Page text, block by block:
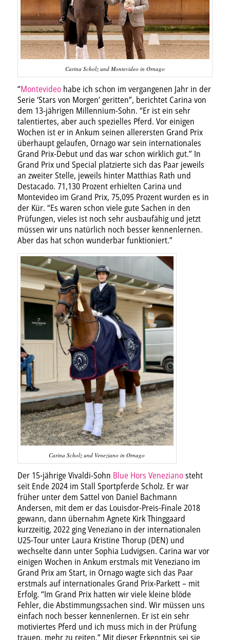
Carina Scholz und Montevideo in Ornago
“Montevideohabe ich schon im vergangenen Jahr in der
Serie ‘Stars von Morgen’ geritten”, berichtet Carina von
dem 13-jährigen Millennium-Sohn. “Er ist ein sehr
talentiertes, aber auch spezielles Pferd. Vor einigen
Wochen ist er in Ankum seinen allerersten Grand Prix
überhaupt gelaufen, Ornago war sein internationales
Grand Prix-Debut und das war schon wirklich gut.” In
Grand Prix und Special platzierte sich das Paar jeweils
an zweiter Stelle, jeweils hinter Matthias Rath und
Destacado. 71,130 Prozent erhielten Carina und
Montevideo im Grand Prix, 75,095 Prozent wurden es in
der Kür. “Es waren schon viele gute Sachen in den
Prüfungen, vieles ist noch sehr ausbaufähig und jetzt
müssen wir uns natürlich noch besser kennenlernen.
Aber das hat schon wunderbar funktioniert.”
Carina Scholz und Veneziano in Ornago
Der 15-jährige Vivaldi-Sohn Blue Hors Venezianosteht
seit Ende 2024 im Stall Sportpferde Scholz. Er war
früher unter dem Sattel von Daniel Bachmann
Andersen, mit dem er das Louisdor-Preis-Finale 2018
gewann, dann übernahm Agnete Kirk Thinggaard
kurzzeitig, 2022 ging Veneziano in der internationalen
U25-Tour unter Laura Kristine Thorup (DEN) und
wechselte dann unter Sophia Ludvigsen. Carina war vor
einigen Wochen in Ankum erstmals mit Veneziano im
Grand Prix am Start, in Ornago wagte sich das Paar
erstmals auf internationales Grand Prix-Parkett – mit
Erfolg. “Im Grand Prix hatten wir viele kleine blöde
Fehler, die Abstimmungssachen sind. Wir müssen uns
einfach noch besser kennenlernen. Er ist ein sehr
motiviertes Pferd und ich muss mich in der Prüfung
trauen, mehr zu reiten.” Mit dieser Erkenntnis sei sie